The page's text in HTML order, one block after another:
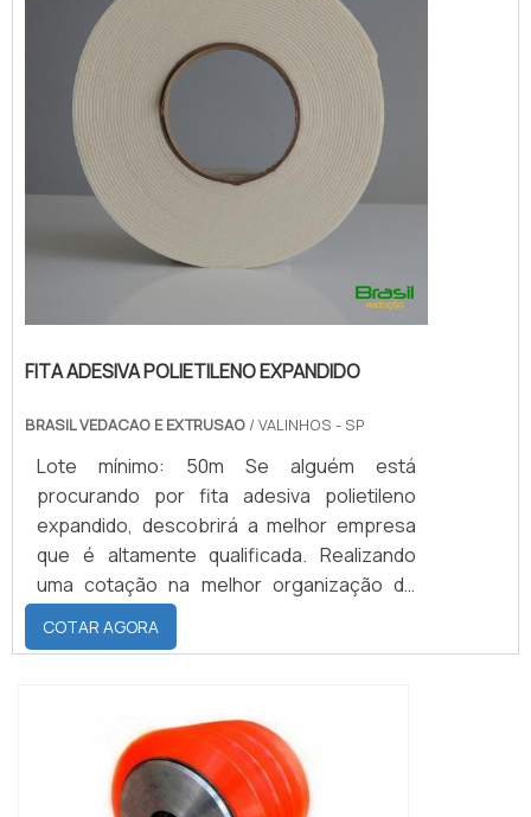
FITA ADESIVA POLIETILENO EXPANDIDO
BRASIL VEDACAO E EXTRUSAO / VALINHOS - SP
Lote mínimo: 50m Se alguém está
procurando por fita adesiva polietileno
expandido, descobrirá a melhor empresa
que é altamente qualificada. Realizando
uma cotação na melhor organização do
ramo e descobrindo a maior referência de
qualidade da área de atuação.Quando o
poderá encontrar excelente custo-
benefício com cores sólidas e duráveis,
que não desbotam o...
COTAR AGORA